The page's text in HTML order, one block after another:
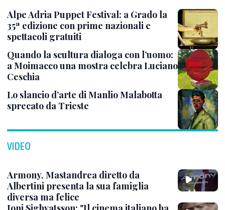
Alpe Adria Puppet Festival: a Grado la
35ª edizione con prime nazionali e
spettacoli gratuiti
Quando la scultura dialoga con l’uomo:
a Moimacco una mostra celebra Luciano
Ceschia
Lo slancio d’arte di Manlio Malabotta
sprecato da Trieste
VIDEO
Armony, Mastandrea diretto da
Albertini presenta la sua famiglia
diversa ma felice